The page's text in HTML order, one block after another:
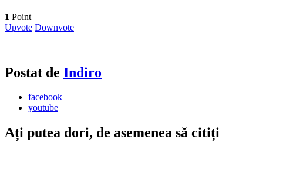
1 Point
Upvote Downvote
Postat de Indiro
facebook
youtube
Ați putea dori, de asemenea să citiți